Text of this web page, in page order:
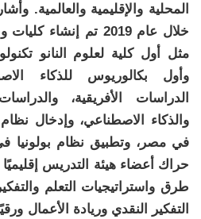
المحلية والإقليمية والعالمية.
خلال عام 2019 تم
مثل أول كلية لعلوم النانو
وأول بكالوريوس للذكاء
الدراسات الأفريقية،
والذكاء الاصطناعي، وإدخال
في مصر، وتطبيق نظام بولونيا
حراك أعضاء هيئة التدريس إقليميًا
طرق واستراتيجيات التعلم
التفكير النقدي وريادة الأعمال